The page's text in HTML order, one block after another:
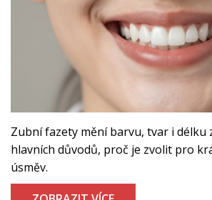
Zubní fazety mění barvu, tvar i délku
hlavních důvodů, proč je zvolit pro
úsměv.